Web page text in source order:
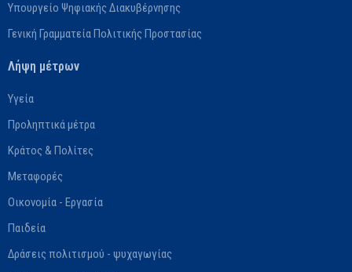
Υπουργείο Ψηφιακής Διακυβέρνησης
Γενική Γραμματεία Πολιτικής Προστασίας
Λήψη μέτρων
Υγεία
Προληπτικά μέτρα
Κράτος & Πολίτες
Μεταφορές
Οικονομία - Εργασία
Παιδεία
Δράσεις πολιτισμού - ψυχαγωγίας